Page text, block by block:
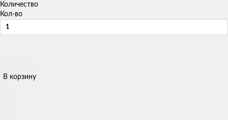
Количество
Кол-во
В корзину